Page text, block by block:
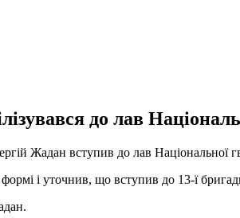
до лав
Жадан вступив до лав Національної
і уточнив, що вступив до 13-ї